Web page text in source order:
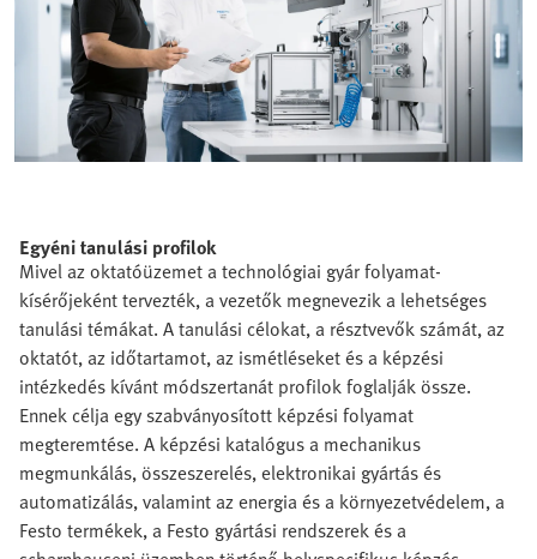
Egyéni tanulási profilok
Mivel az oktatóüzemet a technológiai gyár folyamat-
kísérőjeként tervezték, a vezetők megnevezik a lehetséges
tanulási témákat. A tanulási célokat, a résztvevők számát, az
oktatót, az időtartamot, az ismétléseket és a képzési
intézkedés kívánt módszertanát profilok foglalják össze.
Ennek célja egy szabványosított képzési folyamat
megteremtése. A képzési katalógus a mechanikus
megmunkálás, összeszerelés, elektronikai gyártás és
automatizálás, valamint az energia és a környezetvédelem, a
Festo termékek, a Festo gyártási rendszerek és a